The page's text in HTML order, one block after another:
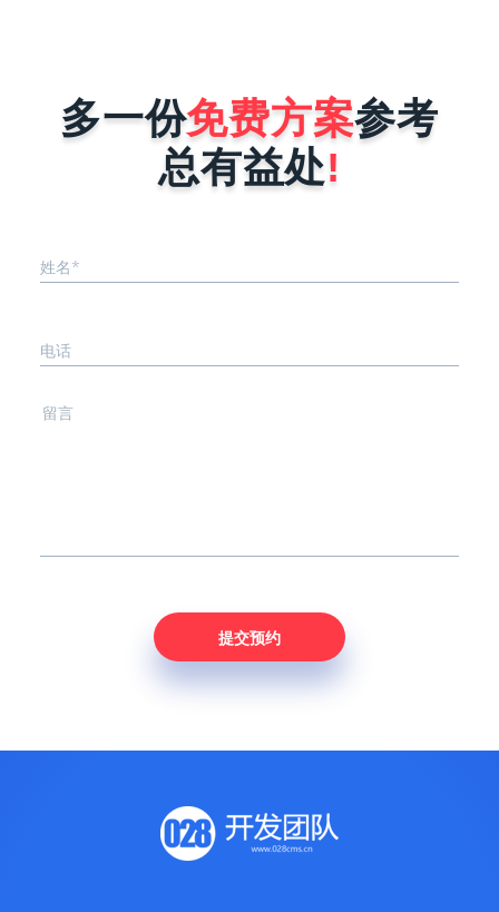
进行报价时，完全是按照企业小程序需
求来决定，具体报价影响因素有以下这
几点。1、小程序的功能确定不同行
多一份免费方案参考
总有益处!
姓名*
电话